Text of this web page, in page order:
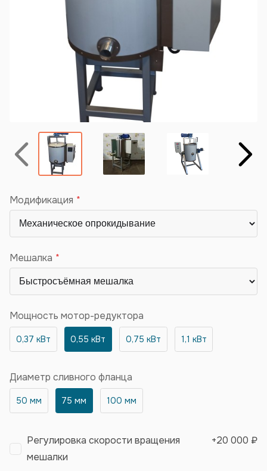
Назад Вперёд
Модификация
Мешалка
Мощность мотор-редуктора
0,37 кВт 0,55 кВт 0,75 кВт 1,1 кВт
Диаметр сливного фланца
50 мм 75 мм 100 мм
Регулировка скорости вращения
мешалки
+20 000 ₽